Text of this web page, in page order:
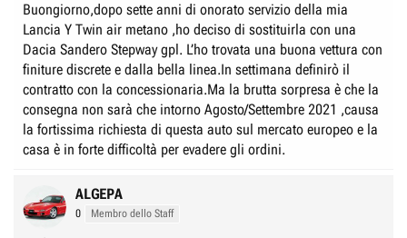
i
s
c
u
s
s
i
e
z
i
o
Buongiorno,dopo sette anni di onorato servizio della mia
Lancia Y Twin air metano ,ho deciso di sostituirla con una
Dacia Sandero Stepway gpl. L’ho trovata una buona vettura con
finiture discrete e dalla bella linea.In settimana definirò il
contratto con la concessionaria.Ma la brutta sorpresa è che la
consegna non sarà che intorno Agosto/Settembre 2021 ,causa
la fortissima richiesta di questa auto sul mercato europeo e la
casa è in forte difficoltà per evadere gli ordini.
ALGEPA
0 Membro dello Staff